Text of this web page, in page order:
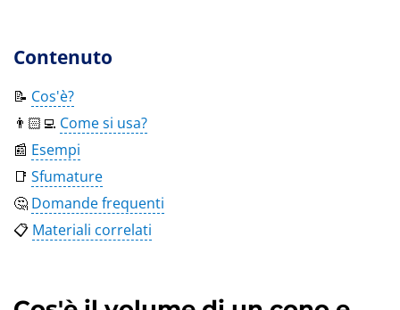
Contenuto
📝 Cos'è?
👨🏻‍💻 Come si usa?
📰 Esempi
📑 Sfumature
🤔 Domande frequenti
📋 Materiali correlati